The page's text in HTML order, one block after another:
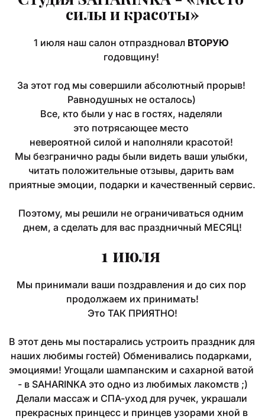
силы и красоты»
1 июля наш салон отпраздновал ВТОРУЮ
годовщину!
За этот год мы совершили абсолютный прорыв!
Равнодушных не осталось)
Все, кто были у нас в гостях, наделяли
это потрясающее место
невероятной силой и наполняли красотой!
Мы безгранично рады были видеть ваши улыбки,
читать положительные отзывы, дарить вам
Поэтому, мы решили не ограничиваться одним
днем, а сделать для вас праздничный МЕСЯЦ!
1 июля
Мы принимали ваши поздравления и до сих пор
продолжаем их принимать!
Это ТАК ПРИЯТНО!
В этот день мы постарались устроить праздник для
наших любимы гостей) Обменивались подарками,
эмоциями! Угощали шампанским и сахарной ватой
- в SAHARINKA это одно из любимых лакомств ;)
Делали массаж и СПА-уход для ручек, украшали
прекрасных принцесс и принцев узорами хной в